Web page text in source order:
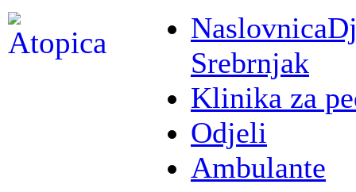
Naslovnica
Srebrnjak
Klinika za
Odjeli
Ambulante